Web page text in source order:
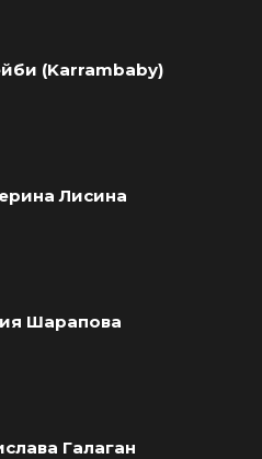
(Karrambaby)
Лисина
Шарапова
Галаган